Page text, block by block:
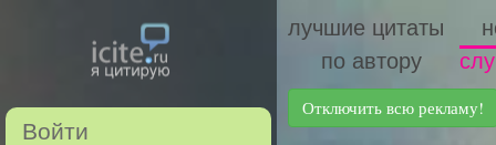
Войти
лучшие цитаты
по автору
Отключить всю рекламу!